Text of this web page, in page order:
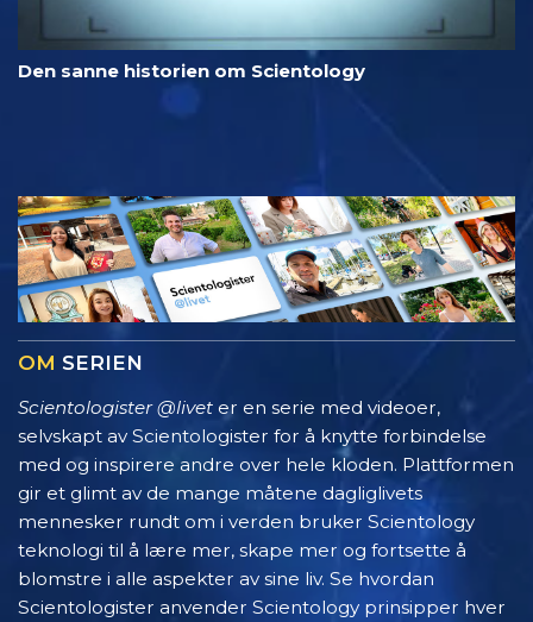
Den sanne historien om Scientology
OM SERIEN
Scientologister @livet er en serie med videoer,
selvskapt av Scientologister for å knytte forbindelse
med og inspirere andre over hele kloden. Plattformen
gir et glimt av de mange måtene dagliglivets
mennesker rundt om i verden bruker Scientology
teknologi til å lære mer, skape mer og fortsette å
blomstre i alle aspekter av sine liv. Se hvordan
Scientologister anvender Scientology prinsipper hver